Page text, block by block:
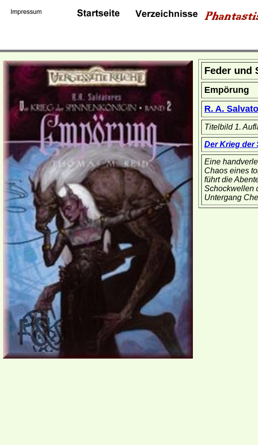
Feder und
Empörung
R. A.
Titelbild 1.
Der Krieg der
Eine
Chaos eines
führt die
Schockwellen
Untergang